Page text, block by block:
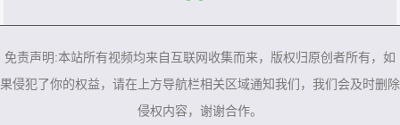
免责声明:本站所有视频均来自互联网收集而来，版权归原创者所有，如
果侵犯了你的权益，请在上方导航栏相关区域通知我们，我们会及时删除
侵权内容，谢谢合作。